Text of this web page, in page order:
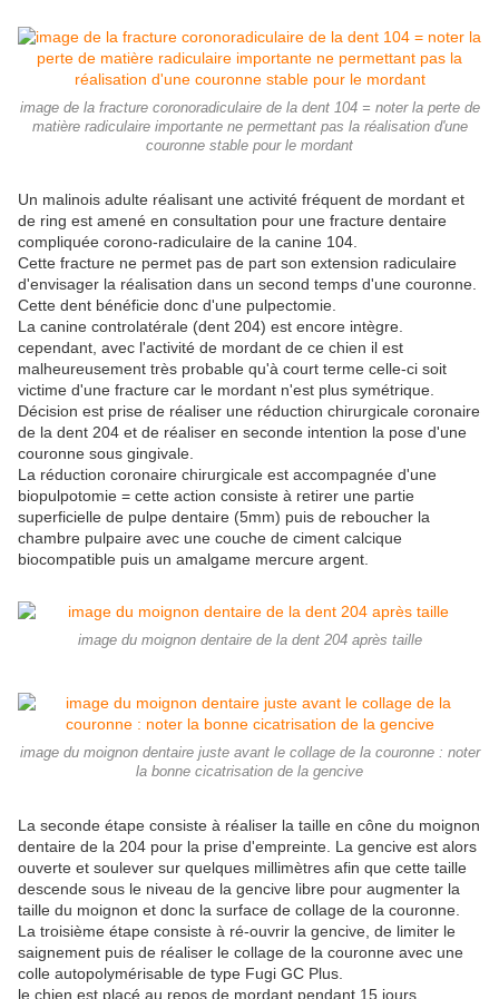
image de la fracture coronoradiculaire de la dent 104 = noter la perte de
matière radiculaire importante ne permettant pas la réalisation d'une
couronne stable pour le mordant
Un malinois adulte réalisant une activité fréquent de mordant et
de ring est amené en consultation pour une fracture dentaire
compliquée corono-radiculaire de la canine 104.
Cette fracture ne permet pas de part son extension radiculaire
d'envisager la réalisation dans un second temps d'une couronne.
Cette dent bénéficie donc d'une pulpectomie.
La canine controlatérale (dent 204) est encore intègre.
cependant, avec l'activité de mordant de ce chien il est
malheureusement très probable qu'à court terme celle-ci soit
victime d'une fracture car le mordant n'est plus symétrique.
Décision est prise de réaliser une réduction chirurgicale coronaire
de la dent 204 et de réaliser en seconde intention la pose d'une
couronne sous gingivale.
La réduction coronaire chirurgicale est accompagnée d'une
biopulpotomie = cette action consiste à retirer une partie
superficielle de pulpe dentaire (5mm) puis de reboucher la
chambre pulpaire avec une couche de ciment calcique
biocompatible puis un amalgame mercure argent.
image du moignon dentaire de la dent 204 après taille
image du moignon dentaire juste avant le collage de la couronne : noter
la bonne cicatrisation de la gencive
La seconde étape consiste à réaliser la taille en cône du moignon
dentaire de la 204 pour la prise d'empreinte. La gencive est alors
ouverte et soulever sur quelques millimètres afin que cette taille
descende sous le niveau de la gencive libre pour augmenter la
taille du moignon et donc la surface de collage de la couronne.
La troisième étape consiste à ré-ouvrir la gencive, de limiter le
saignement puis de réaliser le collage de la couronne avec une
colle autopolymérisable de type Fugi GC Plus.
le chien est placé au repos de mordant pendant 15 jours.